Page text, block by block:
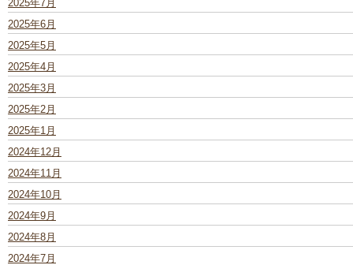
2025年7月
2025年6月
2025年5月
2025年4月
2025年3月
2025年2月
2025年1月
2024年12月
2024年11月
2024年10月
2024年9月
2024年8月
2024年7月